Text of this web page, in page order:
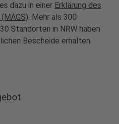
dazu in einer Erklärung des
. Mehr als 300
Standorten in NRW haben
Bescheide erhalten.